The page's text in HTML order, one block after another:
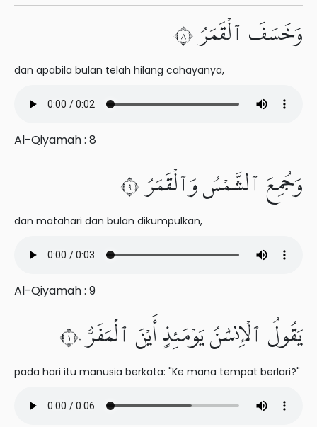
وَخَسَفَ ٱلْقَمَرُ ٨
dan apabila bulan telah hilang cahayanya,
Al-Qiyamah : 8
وَجُمِعَ ٱلشَّمْسُ وَٱلْقَمَرُ ٩
dan matahari dan bulan dikumpulkan,
Al-Qiyamah : 9
يَقُولُ ٱلْإِنسَٰنُ يَوْمَئِذٍ أَيْنَ ٱلْمَفَرُّ ١٠
pada hari itu manusia berkata: "Ke mana tempat berlari?"